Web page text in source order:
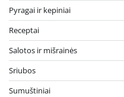
Pyragai ir kepiniai
Receptai
Salotos ir mišrainės
Sriubos
Sumuštiniai